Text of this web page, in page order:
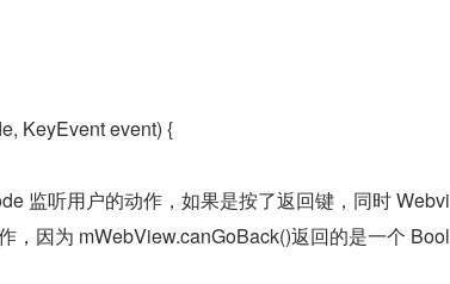
KeyEvent event) {
监听用户的动作，如果是按了返回键，同时 Webvi
，因为 mWebView.canGoBack()返回的是一个 Bool